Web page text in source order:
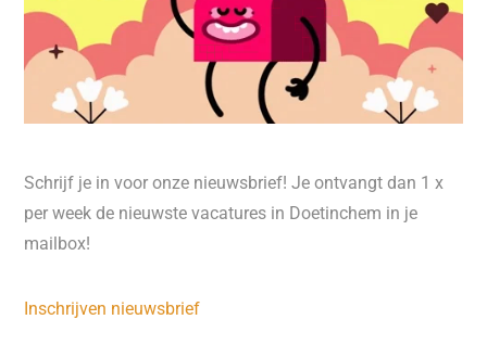
Schrijf je in voor onze nieuwsbrief! Je ontvangt dan 1 x
per week de nieuwste vacatures in Doetinchem in je
mailbox!
Inschrijven nieuwsbrief